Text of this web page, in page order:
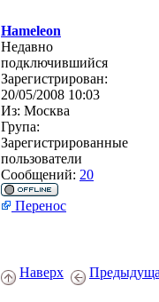
Hameleon
Недавно
подключившийся
Зарегистрирован:
20/05/2008 10:03
Из: Москва
Група:
Зарегистрированные
пользователи
Сообщений: 20
Перенос
Наверх